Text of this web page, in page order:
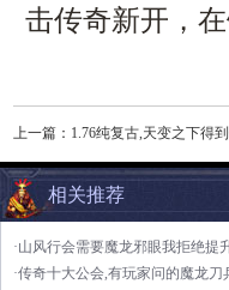
击传奇新开，
上一篇： 1.76纯复古,天变之下得
相关推荐
·山风行会需要魔龙邪眼我拒绝提
·传奇十大公会,有玩家问的魔龙刀